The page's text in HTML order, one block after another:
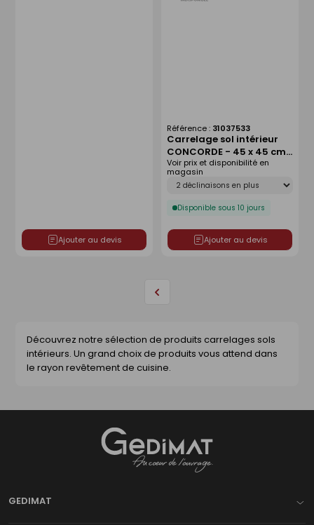
Ajouter au devis
Carrelage sol intérieur
CONCORDE - 45 x 45 cm
ép.8 mm - blanc
Référence : 31037533
Déclinaison
Disponible sous 10 jours
Voir prix et disponibilité en
magasin
Ajouter au devis
Page
Découvrez notre sélection de produits carrelages sols
intérieurs. Un grand choix de produits vous attend dans
le rayon revêtement de cuisine.
GEDIMAT